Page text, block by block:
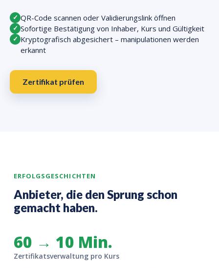
✓ QR-Code scannen oder Validierungslink öffnen
✓ Sofortige Bestätigung von Inhaber, Kurs und Gültigkeit
✓ Kryptografisch abgesichert – manipulationen werden
erkannt
Zertifikat prüfen
ERFOLGSGESCHICHTEN
Anbieter, die den Sprung schon
gemacht haben.
60 → 10 Min.
Zertifikatsverwaltung pro Kurs